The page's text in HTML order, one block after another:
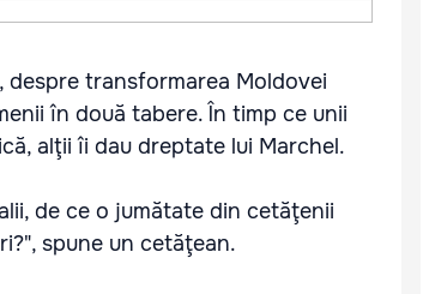
despre transformarea Moldovei
în două tabere. În timp ce unii
alţii îi dau dreptate lui Marchel.
de ce o jumătate din cetăţenii
spune un cetăţean.